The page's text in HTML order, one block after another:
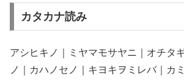
カタカナ読み
アシヒキノ｜ミヤマモサヤニ｜オチタ
ノ｜カハノセノ｜キヨキヲミレバ｜カ